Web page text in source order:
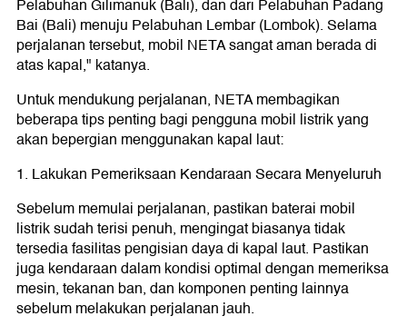
Pelabuhan Gilimanuk (Bali), dan dari Pelabuhan Padang
Bai (Bali) menuju Pelabuhan Lembar (Lombok). Selama
perjalanan tersebut, mobil NETA sangat aman berada di
atas kapal," katanya.
Untuk mendukung perjalanan, NETA membagikan
beberapa tips penting bagi pengguna mobil listrik yang
akan bepergian menggunakan kapal laut:
1. Lakukan Pemeriksaan Kendaraan Secara Menyeluruh
Sebelum memulai perjalanan, pastikan baterai mobil
listrik sudah terisi penuh, mengingat biasanya tidak
tersedia fasilitas pengisian daya di kapal laut. Pastikan
juga kendaraan dalam kondisi optimal dengan memeriksa
mesin, tekanan ban, dan komponen penting lainnya
sebelum melakukan perjalanan jauh.